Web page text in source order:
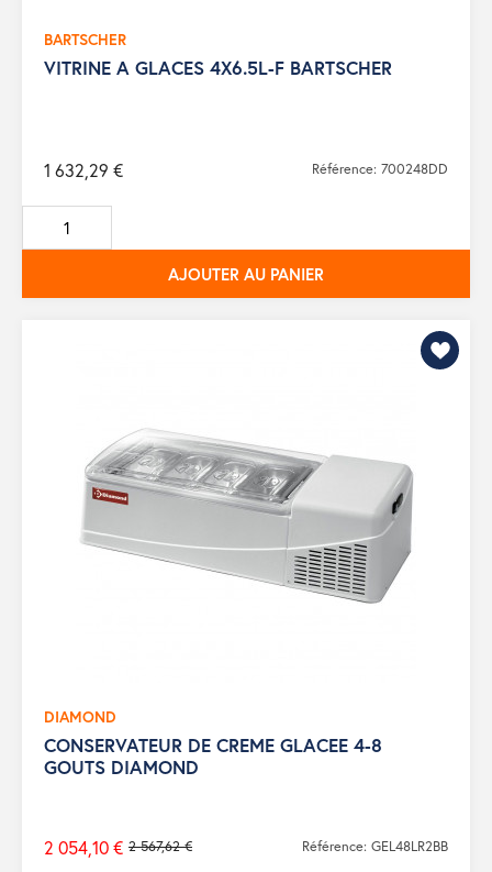
BARTSCHER
VITRINE A GLACES 4X6.5L-F BARTSCHER
1 632,29 € Référence: 700248DD
AJOUTER AU PANIER
DIAMOND
CONSERVATEUR DE CREME GLACEE 4-8
GOUTS DIAMOND
Prix
2 567,62 €
2 054,10 € Référence: GEL48LR2BB